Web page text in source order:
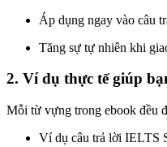
Áp dụng ngay vào câu
Tăng sự tự nhiên khi
2. Ví dụ thực tế giúp
Mỗi từ vựng trong ebook đều
Ví dụ câu trả lời IELTS